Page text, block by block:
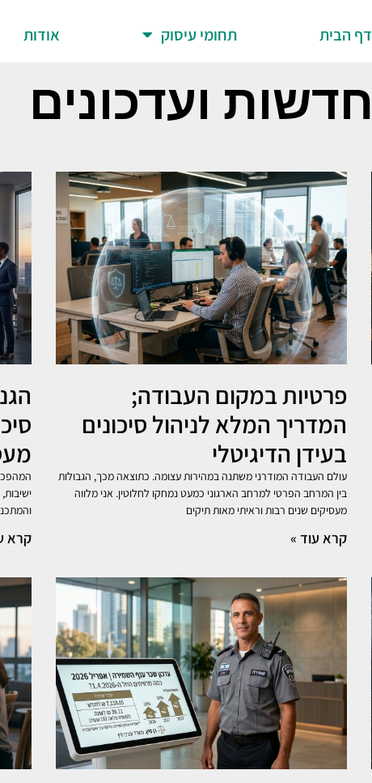
דף הבית תחומי עיסוק אודות
חדשות ועדכונים
פרטיות במקום העבודה;
המדריך המלא לניהול סיכונים
בעידן הדיגיטלי
עולם העבודה המודרני משתנה במהירות עצומה. כתוצאה מכך, הגבולות
בין המרחב הפרטי למרחב הארגוני כמעט נמחקו לחלוטין. אני מלווה
מעסיקים שנים רבות וראיתי מאות תיקים
קרא עוד » קרא